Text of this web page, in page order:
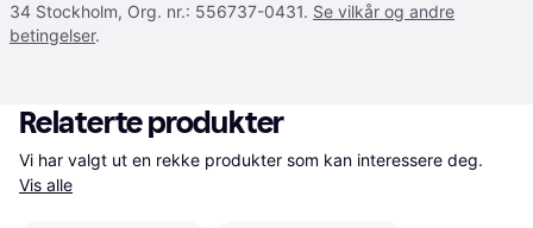
34 Stockholm, Org. nr.: 556737-0431. Se vilkår og andre
betingelser.
Relaterte produkter
Vis alle